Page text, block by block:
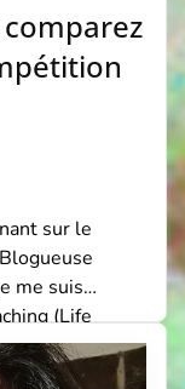
comparez
sur le
me suis
(Life
Coaching) et de
Deuil et Tarot